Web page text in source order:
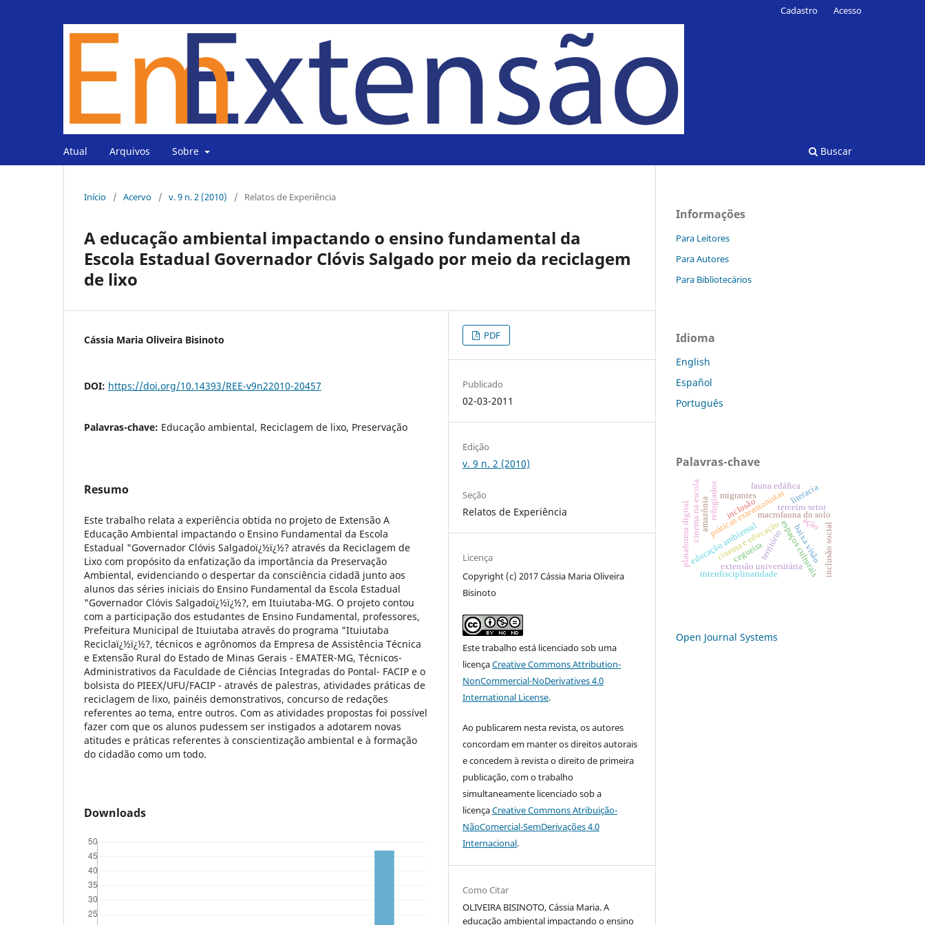
Atual Arquivos Sobre Buscar
Cadastro Acesso
Início / Acervo / v. 9 n. 2 (2010) / Relatos de Experiência
A educação ambiental impactando o ensino fundamental da
Escola Estadual Governador Clóvis Salgado por meio da reciclagem
de lixo
Cássia Maria Oliveira Bisinoto
DOI: https://doi.org/10.14393/REE-v9n22010-20457
Palavras-chave: Educação ambiental, Reciclagem de lixo, Preservação
Resumo
Este trabalho relata a experiência obtida no projeto de Extensão A
Educação Ambiental impactando o Ensino Fundamental da Escola
Estadual "Governador Clóvis Salgadoï¿½ï¿½? através da Reciclagem de
Lixo com propósito da enfatização da importância da Preservação
Ambiental, evidenciando o despertar da consciência cidadã junto aos
alunos das séries iniciais do Ensino Fundamental da Escola Estadual
"Governador Clóvis Salgadoï¿½ï¿½?, em Ituiutaba-MG. O projeto contou
com a participação dos estudantes de Ensino Fundamental, professores,
Prefeitura Municipal de Ituiutaba através do programa "Ituiutaba
Reciclaï¿½ï¿½?, técnicos e agrônomos da Empresa de Assistência Técnica
e Extensão Rural do Estado de Minas Gerais - EMATER-MG, Técnicos-
Administrativos da Faculdade de Ciências Integradas do Pontal- FACIP e o
bolsista do PIEEX/UFU/FACIP - através de palestras, atividades práticas de
reciclagem de lixo, painéis demonstrativos, concurso de redações
referentes ao tema, entre outros. Com as atividades propostas foi possível
fazer com que os alunos pudessem ser instigados a adotarem novas
atitudes e práticas referentes à conscientização ambiental e à formação
do cidadão como um todo.
Downloads
PDF
Publicado
02-03-2011
Edição
v. 9 n. 2 (2010)
Seção
Relatos de Experiência
Licença
Copyright (c) 2017 Cássia Maria Oliveira
Bisinoto
Este trabalho está licenciado sob uma
licençaCreative Commons Attribution-
NonCommercial-NoDerivatives 4.0
International License.
Ao publicarem nesta revista, os autores
concordam em manter os direitos autorais
e concedem à revista o direito de primeira
publicação, com o trabalho
simultaneamente licenciado sob a
licençaCreative Commons Atribuição-
NãoComercial-SemDerivações 4.0
Internacional.
Como Citar
OLIVEIRA BISINOTO, Cássia Maria. A
educação ambiental impactando o ensino
Informações
Para Leitores
Para Autores
Para Bibliotecários
Idioma
English
Español
Português
Palavras-chave
espaços culturais
práticas extensionistas
amazônia macrofauna do solo
fauna edáfica
educação ambiental
cinema e educação
cinema na escola
plataforma digital extensão universitária
terceiro setor
interdisciplinaridade
território
refugiadosmigrantes
cegueira baixa visãoinclusão social
literacia
ação
inclusão
Open Journal Systems